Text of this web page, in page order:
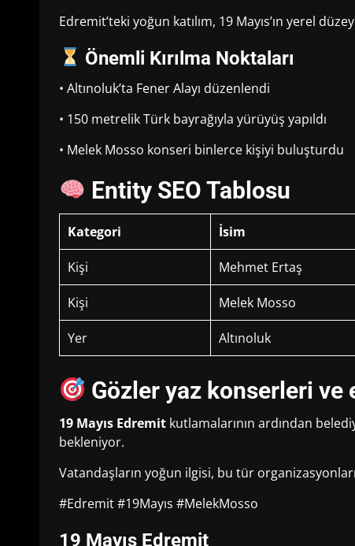
Edremit’teki yoğun katılım, 19 Mayıs’ın yerel
Önemli Kırılma Noktaları
• Altınoluk’ta Fener Alayı düzenlendi
• 150 metrelik Türk bayrağıyla yürüyüş yapıldı
• Melek Mosso konseri binlerce kişiyi buluşturdu
Entity SEO Tablosu
Kategori İsim
Kişi Mehmet Ertaş
Kişi Melek Mosso
Yer Altınoluk
Gözler yaz konserleri
19 Mayıs Edremit kutlamalarının ardından
bekleniyor.
Vatandaşların yoğun ilgisi, bu tür
#Edremit #19Mayıs #MelekMosso
19 Mayıs Edremit